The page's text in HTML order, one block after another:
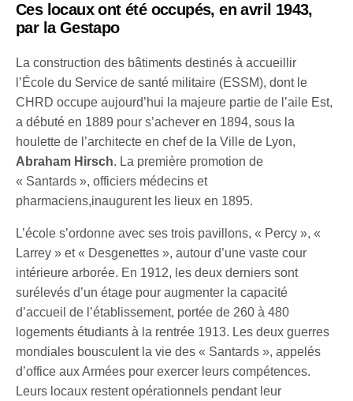
Ces locaux ont été occupés, en avril 1943,
par la Gestapo
La construction des bâtiments destinés à accueillir
l’École du Service de santé militaire (ESSM), dont le
CHRD occupe aujourd’hui la majeure partie de l’aile Est,
a débuté en 1889 pour s’achever en 1894, sous la
houlette de l’architecte en chef de la Ville de Lyon,
Abraham Hirsch. La première promotion de
« Santards », officiers médecins et
pharmaciens,inaugurent les lieux en 1895.
L’école s’ordonne avec ses trois pavillons, « Percy », «
Larrey » et « Desgenettes », autour d’une vaste cour
intérieure arborée. En 1912, les deux derniers sont
surélevés d’un étage pour augmenter la capacité
d’accueil de l’établissement, portée de 260 à 480
logements étudiants à la rentrée 1913. Les deux guerres
mondiales bousculent la vie des « Santards », appelés
d’office aux Armées pour exercer leurs compétences.
Leurs locaux restent opérationnels pendant leur